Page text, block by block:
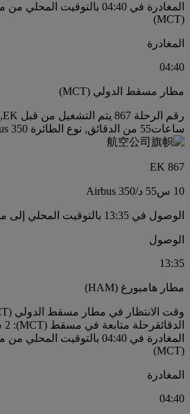
المغادرة في 04:40 بالتوقيت
(MCT)
المغادرة
04:40
مطار مسقط الدولي (MCT)
ساعات55 من الدقائق, نوع الطائرة Airbus 350
EK 867
10 س 55 د /
Airbus 350
الوصول في 13:35 بالتوقيت المحلي إلى مطار هامبورغ (HAM)
الوصول
13:35
مطار هامبورغ (HAM)
الدقائقرحلة متابعة في مسقط (MCT): 2 س و35 د
المغادرة في 04:40 بالتوقيت
(MCT)
المغادرة
04:40